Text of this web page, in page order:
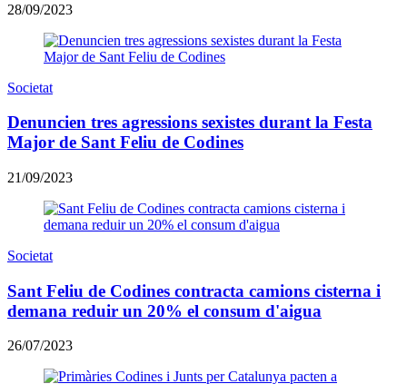
28/09/2023
Societat
Denuncien tres agressions sexistes durant la Festa
Major de Sant Feliu de Codines
21/09/2023
Societat
Sant Feliu de Codines contracta camions cisterna i
demana reduir un 20% el consum d'aigua
26/07/2023